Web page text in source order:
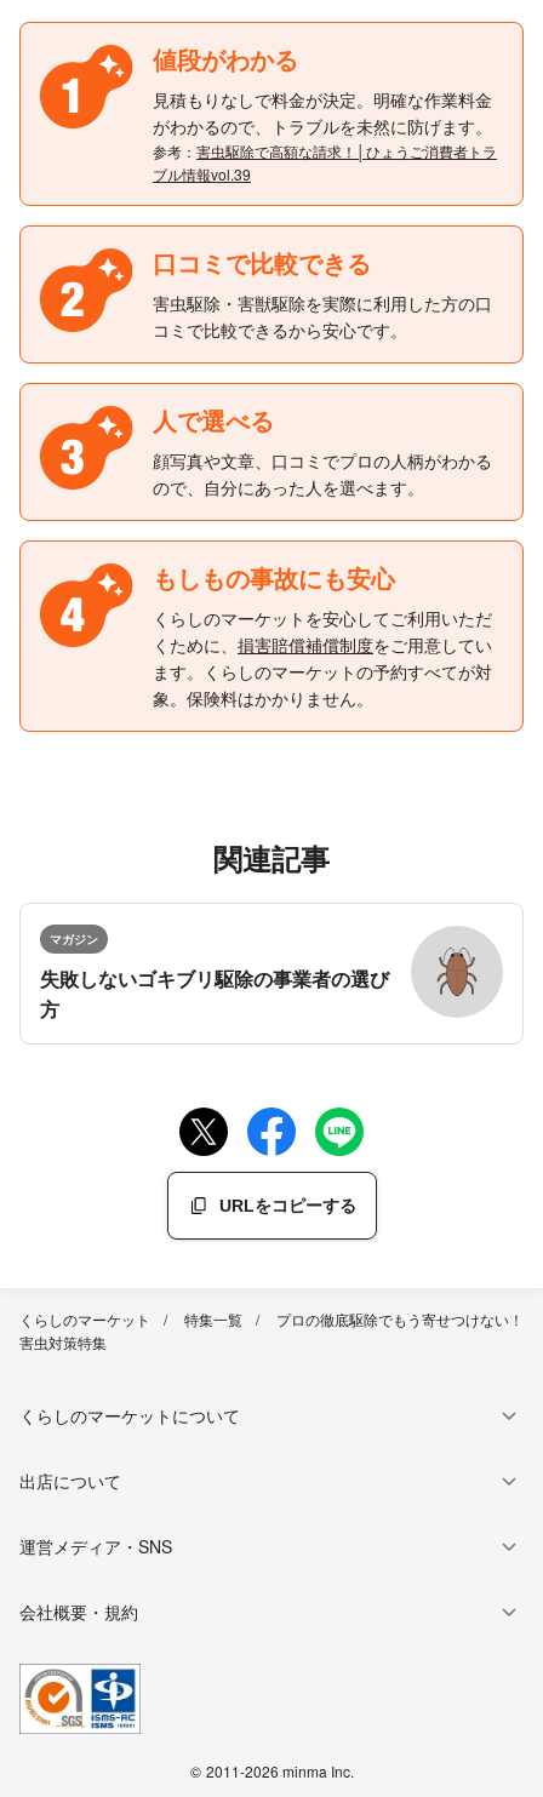
値段がわかる
見積もりなしで料金が決定。明確な作業料金
がわかるので、トラブルを未然に防げます。
参考： 害虫駆除で高額な請求！│ひょうご消費者トラ
ブル情報vol.39
口コミで比較できる
害虫駆除・害獣駆除を実際に利用した方の口
コミで比較できるから安心です。
人で選べる
顔写真や文章、口コミでプロの人柄がわかる
ので、自分にあった人を選べます。
もしもの事故にも安心
くらしのマーケットを安心してご利用いただ
くために、 損害賠償補償制度をご用意してい
ます。くらしのマーケットの予約すべてが対
象。保険料はかかりません。
関連記事
マガジン
失敗しないゴキブリ駆除の事業者の選び
方
URLをコピーする
くらしのマーケット 特集一覧
プロの徹底駆除でもう寄せつけない！
害虫対策特集
くらしのマーケットについて
出店について
運営メディア・SNS
会社概要・規約
© 2011-2026 minma Inc.